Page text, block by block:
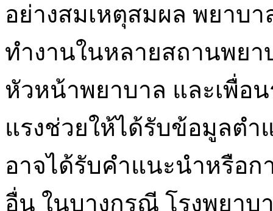
อย่างสมเหตุสมผล พยาบ
ทำงานในหลายสถานพยา
หัวหน้าพยาบาล และเพื่อ
แรงช่วยให้ได้รับข้อมูลตำ
อาจได้รับคำแนะนำหรือก
อื่น ในบางกรณี โรงพยาบ